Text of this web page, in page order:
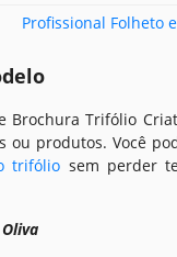
Profissional Folheto
Brochura Trifólio
ou produtos. Você
trifólio sem perder